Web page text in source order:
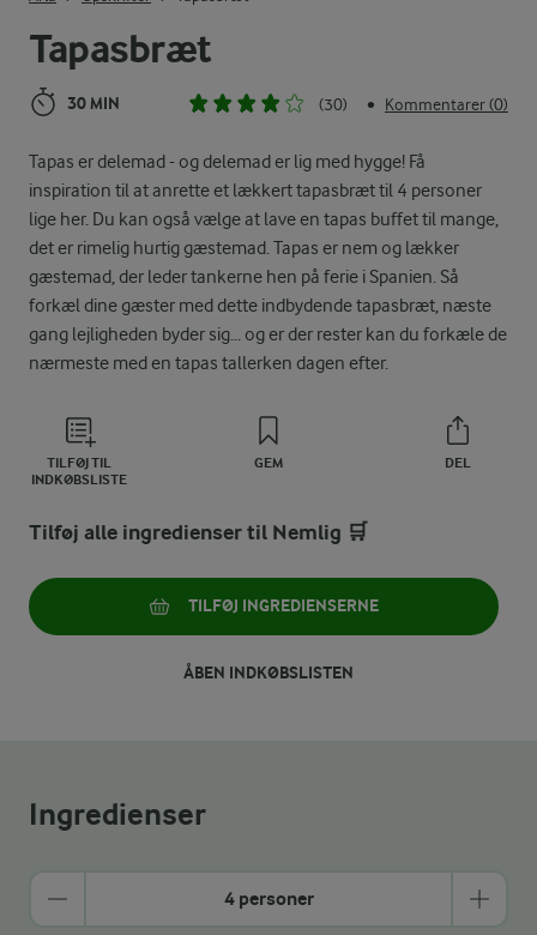
Tapasbræt
30 MIN (30) • Kommentarer (0)
Tapas er delemad - og delemad er lig med hygge! Få
inspiration til at anrette et lækkert tapasbræt til 4 personer
lige her. Du kan også vælge at lave en tapas buffet til mange,
det er rimelig hurtig gæstemad. Tapas er nem og lækker
gæstemad, der leder tankerne hen på ferie i Spanien. Så
forkæl dine gæster med dette indbydende tapasbræt, næste
gang lejligheden byder sig... og er der rester kan du forkæle de
nærmeste med en tapas tallerken dagen efter.
TILFØJ TIL
INDKØBSLISTE
GEM DEL
Tilføj alle ingredienser til Nemlig 🛒
TILFØJ INGREDIENSERNE
ÅBEN INDKØBSLISTEN
Ingredienser
4 personer